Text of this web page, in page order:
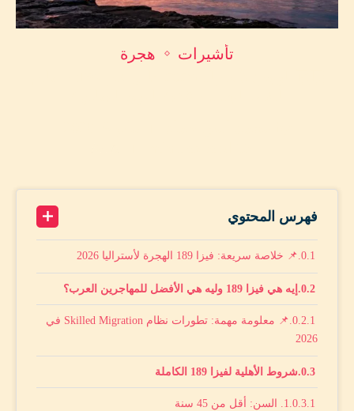
تأشيرات هجرة
فهرس المحتوي
📌 خلاصة سريعة: فيزا 189 الهجرة لأستراليا 2026
إيه هي فيزا 189 وليه هي الأفضل للمهاجرين العرب؟
📌 معلومة مهمة: تطورات نظام Skilled Migration في
2026
شروط الأهلية لفيزا 189 الكاملة
1. السن: أقل من 45 سنة